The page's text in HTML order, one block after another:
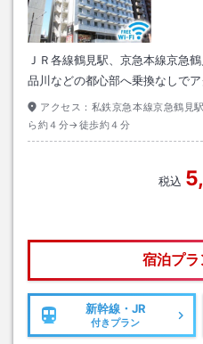
ＪＲ各線鶴見駅、京急本線京急
品川などの都心部へ乗換なしでア
アクセス： 私鉄京急本線京急鶴見
ら約４分→徒歩約４分
税込
宿泊プ
新幹線・JR
付きプラン